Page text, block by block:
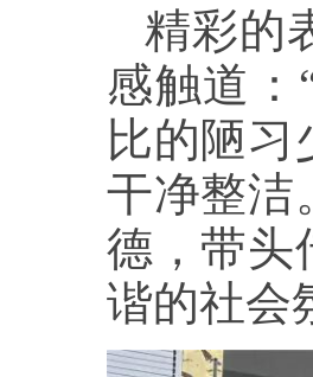
精彩的
感触道：
比的陋
干净整洁
德，带头
谐的社会